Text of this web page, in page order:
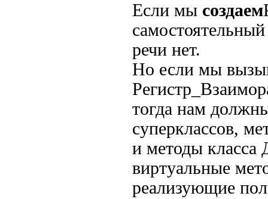
Если мы создаем
речи нет.
Но если мы
тогда нам
суперклассов,
и методы
виртуальные
реализующие